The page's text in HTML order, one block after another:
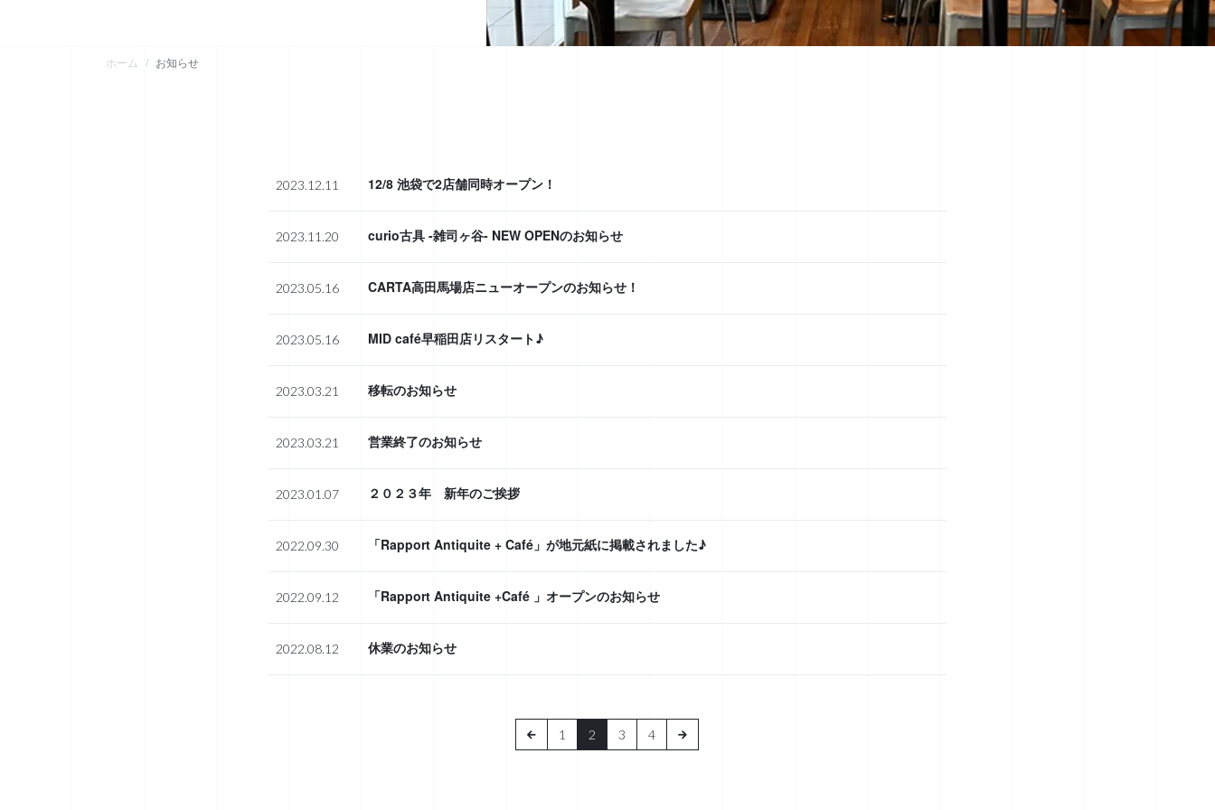
ホーム お知らせ
2023.12.11 12/8 池袋で2店舗同時オープン！
2023.11.20 curio古具 -雑司ヶ谷- NEW OPENのお知らせ
2023.05.16 CARTA高田馬場店ニューオープンのお知らせ！
2023.05.16 MID café早稲田店リスタート♪
2023.03.21 移転のお知らせ
2023.03.21 営業終了のお知らせ
2023.01.07 ２０２３年 新年のご挨拶
2022.09.30 「Rapport Antiquite + Café」が地元紙に掲載されました♪
2022.09.12 「Rapport Antiquite +Café 」オープンのお知らせ
2022.08.12 休業のお知らせ
1 2 3 4